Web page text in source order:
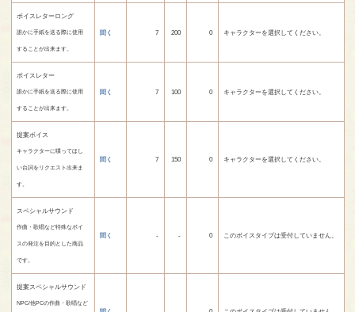
ボイスレターロング
誰かに手紙を送る際に使用
することが出来ます。
聞く 7 200 0 キャラクターを選択してください。
ボイスレター
誰かに手紙を送る際に使用
することが出来ます。
聞く 7 100 0 キャラクターを選択してください。
提案ボイス
キャラクターに喋ってほし
い台詞をリクエスト出来ま
す。
聞く 7 150 0 キャラクターを選択してください。
スペシャルサウンド
作曲・歌唱など特殊なボイ
スの発注を目的とした商品
です。
聞く - - 0 このボイスタイプは受付していません。
提案スペシャルサウンド
NPC/他PCの作曲・歌唱など